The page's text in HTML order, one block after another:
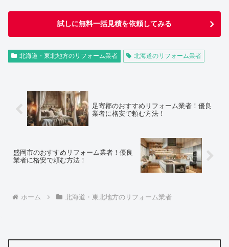
試しに無料一括見積を依頼してみる
北海道・東北地方のリフォーム業者 北海道のリフォーム業者
足寄郡のおすすめリフォーム業者！優良
業者に格安で頼む方法！
盛岡市のおすすめリフォーム業者！優良
業者に格安で頼む方法！
ホーム 北海道・東北地方のリフォーム業者